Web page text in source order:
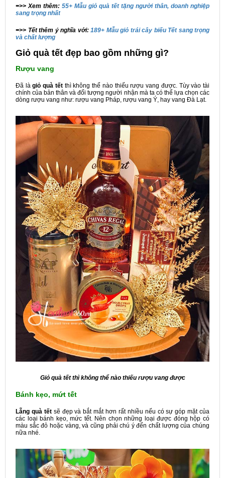
=>> Xem thêm: 55+ Mẫu giỏ quà tết tặng người thân, doanh nghiệp
sang trọng nhất
=>> Tết thêm ý nghĩa với: 189+ Mẫu giỏ trái cây biếu Tết sang trọng
và chất lượng
Giỏ quà tết đẹp bao gồm những gì?
Rượu vang
Đã làgiỏ quà tếtthì không thể nào thiếu rượu vang được. Tùy vào tài
chính của bản thân và đối tượng người nhận mà ta có thể lựa chọn các
dòng rượu vang như: rượu vang Pháp, rượu vang Ý, hay vang Đà Lạt.
Giỏ quà tết thì không thể nào thiếu rượu vang được
Bánh kẹo, mứt tết
Lẵng quà tếtsẽ đẹp và bắt mắt hơn rất nhiều nếu có sự góp mặt của
các loại bánh kẹo, mức tết. Nên chọn những loại được đóng hộp có
màu sắc đỏ hoặc vàng, và cũng phải chú ý đến chất lượng của chúng
nữa nhé.